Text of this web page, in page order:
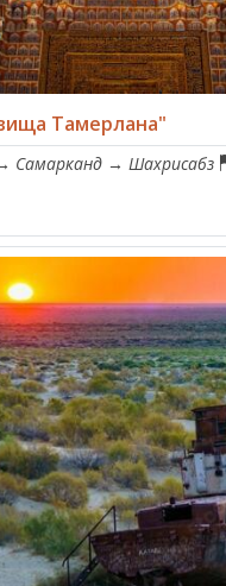
Тамерлана"
Самарканд → Шахрисабз